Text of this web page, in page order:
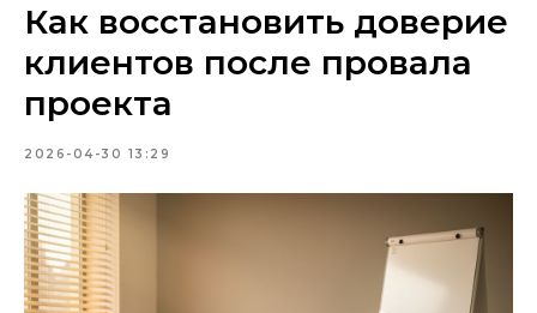
Как восстановить доверие
клиентов после провала
проекта
2026-04-30 13:29